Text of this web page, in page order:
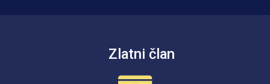
Zlatni član